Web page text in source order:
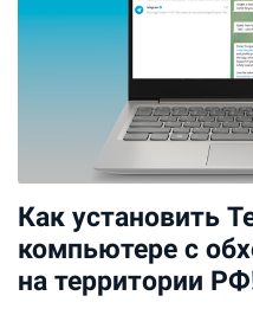
Как установить
компьютере с
на территории